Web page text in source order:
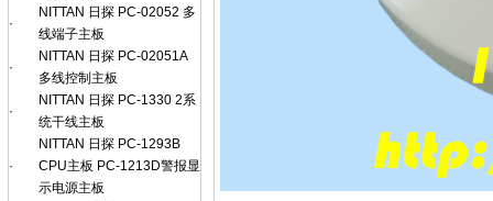
·
NITTAN 日探 PC-02052 多
线端子主板
·
NITTAN 日探 PC-02051A
多线控制主板
·
NITTAN 日探 PC-1330 2系
统干线主板
·
NITTAN 日探 PC-1293B
CPU主板 PC-1213D警报显
示电源主板